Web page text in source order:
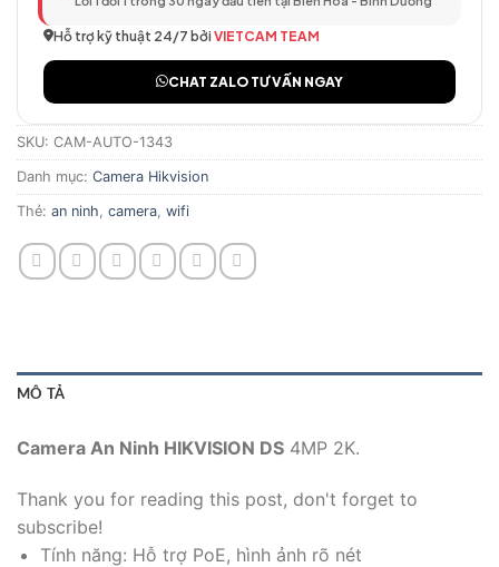
Hỗ trợ kỹ thuật 24/7 bởi VIETCAM TEAM
CHAT ZALO TƯ VẤN NGAY
SKU: CAM-AUTO-1343
Danh mục: Camera Hikvision
Thẻ: an ninh camera wifi
MÔ TẢ
Camera An Ninh HIKVISION DS 4MP 2K.
Thank you for reading this post, don't forget to
subscribe!
Tính năng: Hỗ trợ PoE, hình ảnh rõ nét